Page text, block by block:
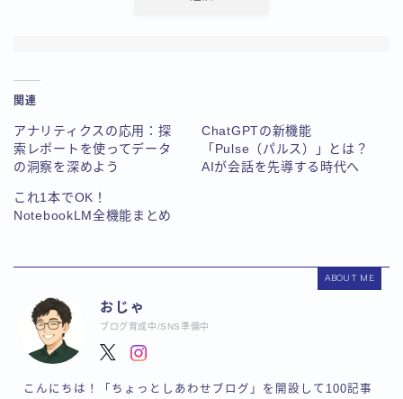
関連
アナリティクスの応用：探
索レポートを使ってデータ
の洞察を深めよう
ChatGPTの新機能
「Pulse（パルス）」とは？
AIが会話を先導する時代へ
これ1本でOK！
NotebookLM全機能まとめ
ABOUT ME
おじゃ
ブログ育成中/SNS準備中
こんにちは！「ちょっとしあわせブログ」を開設して100記事